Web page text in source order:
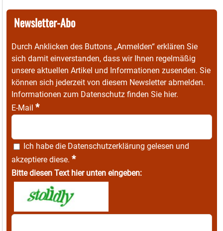
Newsletter-Abo
Durch Anklicken des Buttons „Anmelden“ erklären Sie
sich damit einverstanden, dass wir Ihnen regelmäßig
unsere aktuellen Artikel und Informationen zusenden. Sie
können sich jederzeit von diesem Newsletter abmelden.
Informationen zum Datenschutz finden Sie hier.
E-Mail *
Ich habe die Datenschutzerklärung gelesen und
akzeptiere diese. *
Bitte diesen Text hier unten eingeben: